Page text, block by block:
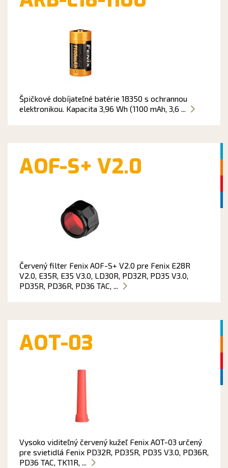
Špičkové dobíjateľné batérie 18350 s ochrannou
elektronikou. Kapacita 3,96 Wh (1100 mAh, 3,6 ...
AOF-S+ V2.0
Červený filter Fenix AOF-S+ V2.0 pre Fenix E28R
V2.0, E35R, E35 V3.0, LD30R, PD32R, PD35 V3.0,
PD35R, PD36R, PD36 TAC, ...
AOT-03
Vysoko viditeľný červený kužeľ Fenix AOT-03 určený
pre svietidlá Fenix PD32R, PD35R, PD35 V3.0, PD36R,
PD36 TAC, TK11R, ...